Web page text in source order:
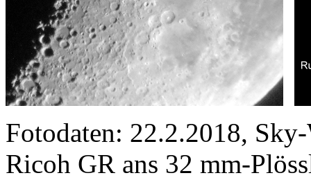
Fotodaten: 22.2.2018,
Ricoh GR ans 32 mm-